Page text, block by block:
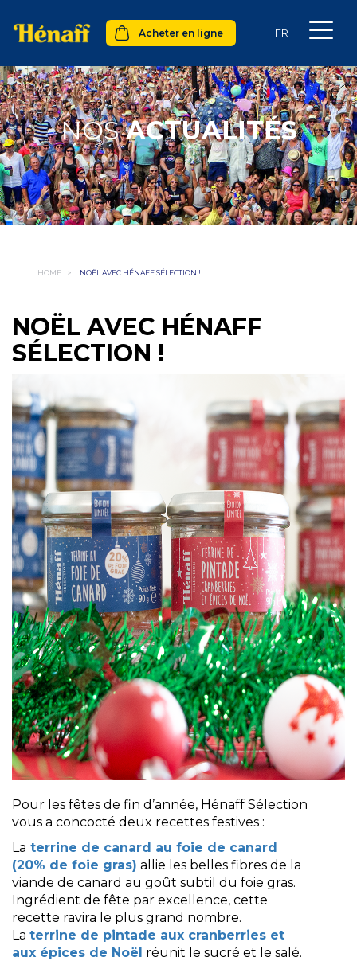
Acheter en ligne
NOSACTUALITÉS
HOME > NOËL AVEC HÉNAFF SÉLECTION !
NOËL AVEC HÉNAFF
SÉLECTION !
Pour les fêtes de fin d’année, Hénaff Sélection
vous a concocté deux recettes festives :
La terrine de canard au foie de canard
(20% de foie gras) allie les belles fibres de la
viande de canard au goût subtil du foie gras.
Ingrédient de fête par excellence, cette
recette ravira le plus grand nombre.
La terrine de pintade aux cranberries et
aux épices de Noël réunit le sucré et le salé.